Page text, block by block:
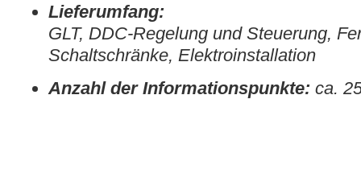
Lieferumfang:
GLT, DDC-Regelung und Steuerung,
Schaltschränke, Elektroinstallation
Anzahl der Informationspunkte: ca.